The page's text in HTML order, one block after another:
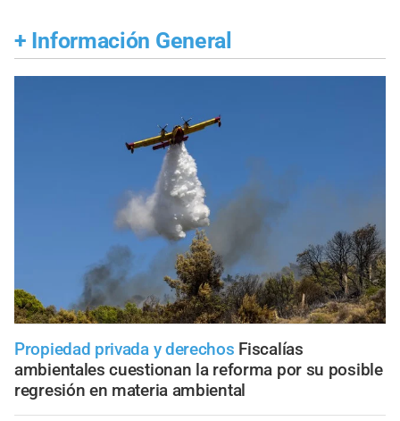
+ Información General
Propiedad privada y derechos Fiscalías
ambientales cuestionan la reforma por su posible
regresión en materia ambiental